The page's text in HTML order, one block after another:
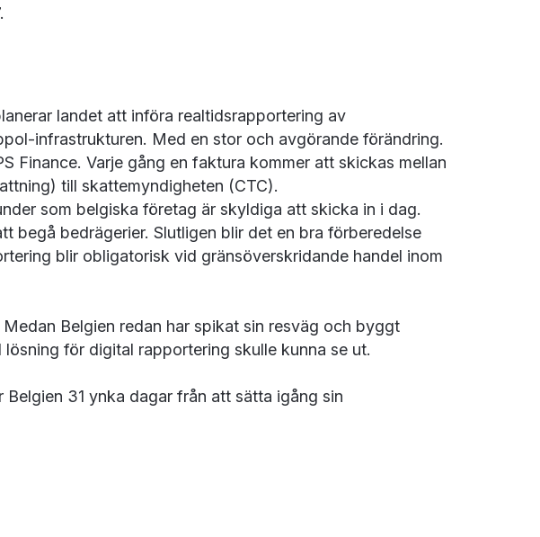
landet att införa realtidsrapportering av
infrastrukturen. Med en stor och avgörande förändring.
Finance. Varje gång en faktura kommer att skickas mellan
till skattemyndigheten (CTC).
som belgiska företag är skyldiga att skicka in i dag.
begå bedrägerier. Slutligen blir det en bra förberedelse
blir obligatorisk vid gränsöverskridande handel inom
Belgien redan har spikat sin resväg och byggt
för digital rapportering skulle kunna se ut.
31 ynka dagar från att sätta igång sin